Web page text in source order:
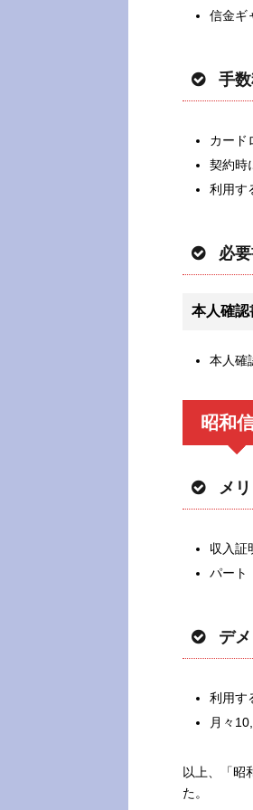
信金ギ
手
カード
契約時
利用す
必
本人確認
本人確
昭和
メ
収入証
パート
デ
利用す
月々
以上、「昭
た。